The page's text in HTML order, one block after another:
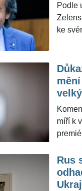
to
Podle
ke
něj
míří k
Rus